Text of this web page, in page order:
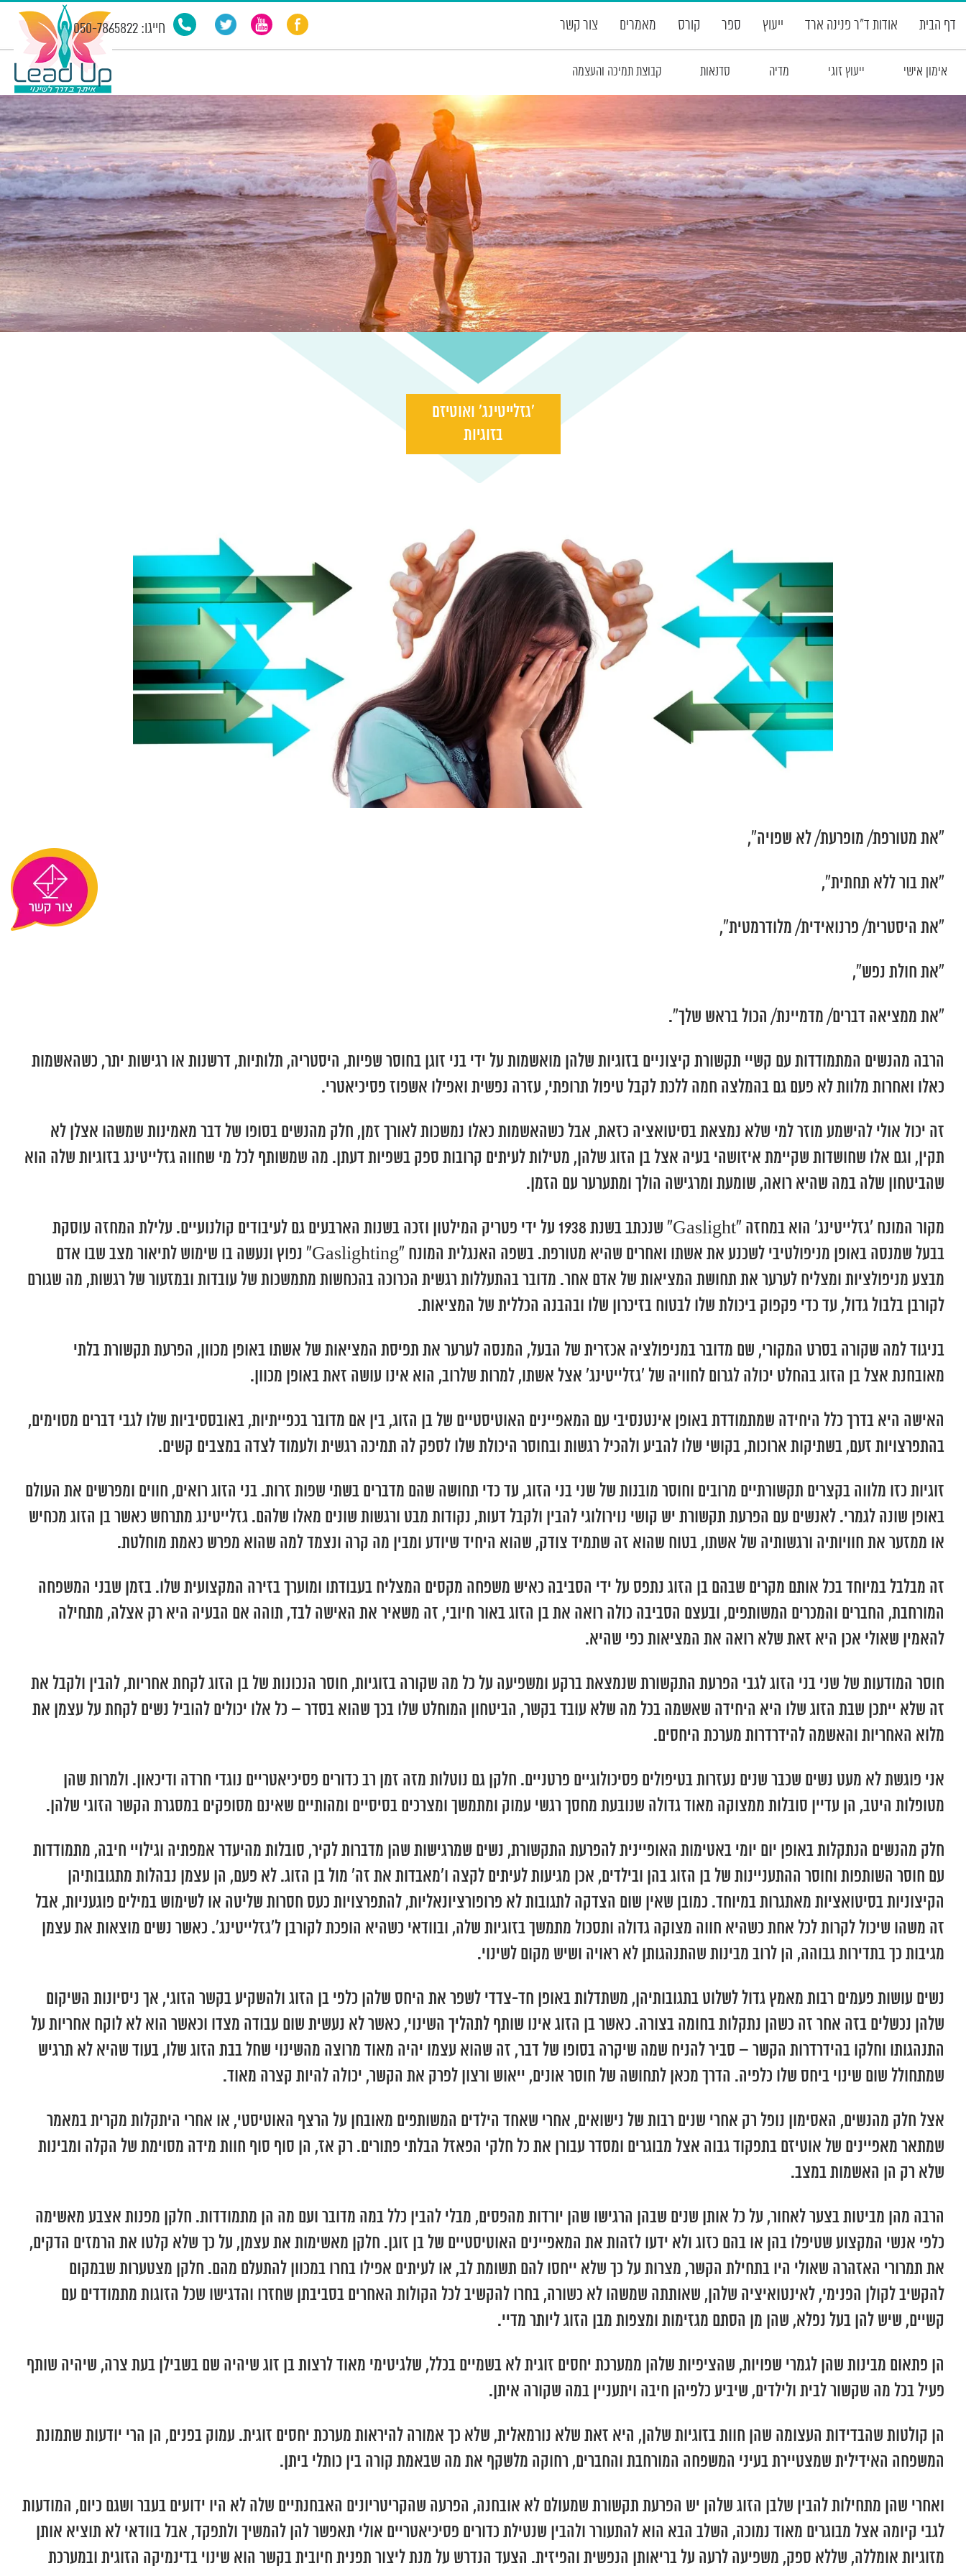
דף הבית אודות ד”ר פנינה ארד ייעוץ ספר קורס מאמרים צור קשר חייגו: 050-7865822
אימון אישי ייעוץ זוגי מדיה סדנאות קבוצת תמיכה והעצמה
‘גזלייטינג’ ואוטיזם
בזוגיות
“את מטורפת/ מופרעת/ לא שפויה”,
“את בור ללא תחתית”,
“את היסטרית/ פרנואידית/ מלודרמטית”,
“את חולת נפש”,
“את ממציאה דברים/ מדמיינת/ הכול בראש שלך”.
הרבה מהנשים המתמודדות עם קשיי תקשורת קיצוניים בזוגיות שלהן מואשמות על ידי בני זוגן בחוסר שפיות, היסטריה, תלותיות, דרשנות או רגישות יתר, כשהאשמות
כאלו ואחרות מלוות לא פעם גם בהמלצה חמה ללכת לקבל טיפול תרופתי, עזרה נפשית ואפילו אשפוז פסיכיאטרי.
זה יכול אולי להישמע מוזר למי שלא נמצאת בסיטואציה כזאת, אבל כשהאשמות כאלו נמשכות לאורך זמן, חלק מהנשים בסופו של דבר מאמינות שמשהו אצלן לא
תקין, וגם אלו שחושדות שקיימת איזושהי בעיה אצל בן הזוג שלהן, מטילות לעיתים קרובות ספק בשפיות דעתן. מה שמשותף לכל מי שחווה גזלייטינג בזוגיות שלה הוא
שהביטחון שלה במה שהיא רואה, שומעת ומרגישה הולך ומתערער עם הזמן.
מקור המונח ‘גזלייטינג’ הוא במחזה “Gaslight” שנכתב בשנת 1938 על ידי פטריק המילטון וזכה בשנות הארבעים גם לעיבודים קולנועיים. עלילת המחזה עוסקת
בבעל שמנסה באופן מניפולטיבי לשכנע את אשתו ואחרים שהיא מטורפת. בשפה האנגלית המונח “Gaslighting” נפוץ ונעשה בו שימוש לתיאור מצב שבו אדם
מבצע מניפולציות ומצליח לערער את תחושת המציאות של אדם אחר. מדובר בהתעללות רגשית הכרוכה בהכחשות מתמשכות של עובדות ובמזעור של רגשות, מה שגורם
לקורבן בלבול גדול, עד כדי פקפוק ביכולת שלו לבטוח בזיכרון שלו ובהבנה הכללית של המציאות.
בניגוד למה שקורה בסרט המקורי, שם מדובר במניפולציה אכזרית של הבעל, המנסה לערער את תפיסת המציאות של אשתו באופן מכוון, הפרעת תקשורת בלתי
מאובחנת אצל בן הזוג בהחלט יכולה לגרום לחוויה של ‘גזלייטינג’ אצל אשתו, למרות שלרוב, הוא אינו עושה זאת באופן מכוון.
האישה היא בדרך כלל היחידה שמתמודדת באופן אינטנסיבי עם המאפיינים האוטיסטיים של בן הזוג, בין אם מדובר בכפייתיות, באובססיביות שלו לגבי דברים מסוימים,
בהתפרצויות זעם, בשתיקות ארוכות, בקושי שלו להביע ולהכיל רגשות ובחוסר היכולת שלו לספק לה תמיכה רגשית ולעמוד לצדה במצבים קשים.
זוגיות כזו מלווה בקצרים תקשורתיים מרובים וחוסר מובנות של שני בני הזוג, עד כדי תחושה שהם מדברים בשתי שפות זרות. בני הזוג רואים, חווים ומפרשים את העולם
באופן שונה לגמרי. לאנשים עם הפרעת תקשורת יש קושי נוירולוגי להבין ולקבל דעות, נקודות מבט ורגשות שונים מאלו שלהם. גזלייטינג מתרחש כאשר בן הזוג מכחיש
או ממזער את חוויותיה ורגשותיה של אשתו, בטוח שהוא זה שתמיד צודק, שהוא היחיד שיודע ומבין מה קרה ונצמד למה שהוא מפרש כאמת מוחלטת.
זה מבלבל במיוחד בכל אותם מקרים שבהם בן הזוג נתפס על ידי הסביבה כאיש משפחה מקסים המצליח בעבודתו ומוערך בזירה המקצועית שלו. בזמן שבני המשפחה
המורחבת, החברים והמכרים המשותפים, ובעצם הסביבה כולה רואה את בן הזוג באור חיובי, זה משאיר את האישה לבד, תוהה אם הבעיה היא רק אצלה, מתחילה
להאמין שאולי אכן היא זאת שלא רואה את המציאות כפי שהיא.
חוסר המודעות של שני בני הזוג לגבי הפרעת התקשורת שנמצאת ברקע ומשפיעה על כל מה שקורה בזוגיות, חוסר הנכונות של בן הזוג לקחת אחריות, להבין ולקבל את
זה שלא ייתכן שבת הזוג שלו היא היחידה שאשמה בכל מה שלא עובד בקשר, הביטחון המוחלט שלו בכך שהוא בסדר – כל אלו יכולים להוביל נשים לקחת על עצמן את
מלוא האחריות והאשמה להידרדרות מערכת היחסים.
אני פוגשת לא מעט נשים שכבר שנים נעזרות בטיפולים פסיכולוגיים פרטניים. חלקן גם נוטלות מזה זמן רב כדורים פסיכיאטריים נוגדי חרדה ודיכאון. ולמרות שהן
מטופלות היטב, הן עדיין סובלות ממצוקה מאוד גדולה שנובעת מחסך רגשי עמוק ומתמשך ומצרכים בסיסיים ומהותיים שאינם מסופקים במסגרת הקשר הזוגי שלהן.
חלק מהנשים הנתקלות באופן יום יומי באטימות האופיינית להפרעת התקשורת, נשים שמרגישות שהן מדברות לקיר, סובלות מהיעדר אמפתיה וגילויי חיבה, מתמודדות
עם חוסר השותפות וחוסר ההתעניינות של בן הזוג בהן ובילדים, אכן מגיעות לעיתים לקצה ו’מאבדות את זה’ מול בן הזוג. לא פעם, הן עצמן נבהלות מתגובותיהן
הקיצוניות בסיטואציות מאתגרות במיוחד. כמובן שאין שום הצדקה לתגובות לא פרופורציונאליות, להתפרצויות כעס חסרות שליטה או לשימוש במילים פוגעניות, אבל
זה משהו שיכול לקרות לכל אחת כשהיא חווה מצוקה גדולה ותסכול מתמשך בזוגיות שלה, ובוודאי כשהיא הופכת לקורבן ל’גזלייטינג’. כאשר נשים מוצאות את עצמן
מגיבות כך בתדירות גבוהה, הן לרוב מבינות שהתנהגותן לא ראויה ושיש מקום לשינוי.
נשים עושות פעמים רבות מאמץ גדול לשלוט בתגובותיהן, משתדלות באופן חד-צדדי לשפר את היחס שלהן כלפי בן הזוג ולהשקיע בקשר הזוגי, אך ניסיונות השיקום
שלהן נכשלים בזה אחר זה כשהן נתקלות בחומה בצורה. כאשר בן הזוג אינו שותף לתהליך השינוי, כאשר לא נעשית שום עבודה מצדו וכאשר הוא לא לוקח אחריות על
התנהגותו וחלקו בהידרדרות הקשר – סביר להניח שמה שיקרה בסופו של דבר, זה שהוא עצמו יהיה מאוד מרוצה מהשינוי שחל בבת הזוג שלו, בעוד שהיא לא תרגיש
שמתחולל שום שינוי ביחס שלו כלפיה. הדרך מכאן לתחושה של חוסר אונים, ייאוש ורצון לפרק את הקשר, יכולה להיות קצרה מאוד.
אצל חלק מהנשים, האסימון נופל רק אחרי שנים רבות של נישואים, אחרי שאחד הילדים המשותפים מאובחן על הרצף האוטיסטי, או אחרי היתקלות מקרית במאמר
שמתאר מאפיינים של אוטיזם בתפקוד גבוה אצל מבוגרים ומסדר עבורן את כל חלקי הפאזל הבלתי פתורים. רק אז, הן סוף סוף חוות מידה מסוימת של הקלה ומבינות
שלא רק הן האשמות במצב.
הרבה מהן מביטות בצער לאחור, על כל אותן שנים שבהן הרגישו שהן יורדות מהפסים, מבלי להבין כלל במה מדובר ועם מה הן מתמודדות. חלקן מפנות אצבע מאשימה
כלפי אנשי המקצוע שטיפלו בהן או בהם כזוג ולא ידעו לזהות את המאפיינים האוטיסטיים של בן זוגן. חלקן מאשימות את עצמן, על כך שלא קלטו את הרמזים הדקים,
את תמרורי האזהרה שאולי היו בתחילת הקשר, מצרות על כך שלא ייחסו להם תשומת לב, או לעיתים אפילו בחרו במכוון להתעלם מהם. חלקן מצטערות שבמקום
להקשיב לקולן הפנימי, לאינטואיציה שלהן, שאותתה שמשהו לא כשורה, בחרו להקשיב לכל הקולות האחרים בסביבתן שחזרו והדגישו שכל הזוגות מתמודדים עם
קשיים, שיש להן בעל נפלא, שהן מן הסתם מגזימות ומצפות מבן הזוג ליותר מדיי.
הן פתאום מבינות שהן לגמרי שפויות, שהציפיות שלהן ממערכת יחסים זוגית לא בשמיים בכלל, שלגיטימי מאוד לרצות בן זוג שיהיה שם בשבילן בעת צרה, שיהיה שותף
פעיל בכל מה שקשור לבית ולילדים, שיביע כלפיהן חיבה ויתעניין במה שקורה איתן.
הן קולטות שהבדידות העצומה שהן חוות בזוגיות שלהן, היא זאת שלא נורמאלית, שלא כך אמורה להיראות מערכת יחסים זוגית. עמוק בפנים, הן הרי יודעות שתמונת
המשפחה האידילית שמצטיירת בעיני המשפחה המורחבת והחברים, רחוקה מלשקף את מה שבאמת קורה בין כותלי ביתן.
ואחרי שהן מתחילות להבין שלבן הזוג שלהן יש הפרעת תקשורת שמעולם לא אובחנה, הפרעה שהקריטריונים האבחנתיים שלה לא היו ידועים בעבר ושגם כיום, המודעות
לגבי קיומה אצל מבוגרים מאוד נמוכה, השלב הבא הוא להתעורר ולהבין שנטילת כדורים פסיכיאטריים אולי תאפשר להן להמשיך ולתפקד, אבל בוודאי לא תוציא אותן
מזוגיות אומללה, שללא ספק, משפיעה לרעה על בריאותן הנפשית והפיזית. הצעד הנדרש על מנת ליצור תפנית חיובית בקשר הוא שינוי בדינמיקה הזוגית ובמערכת